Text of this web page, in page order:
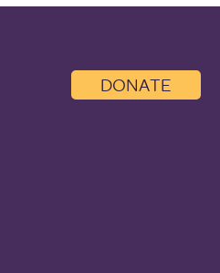
DONATE